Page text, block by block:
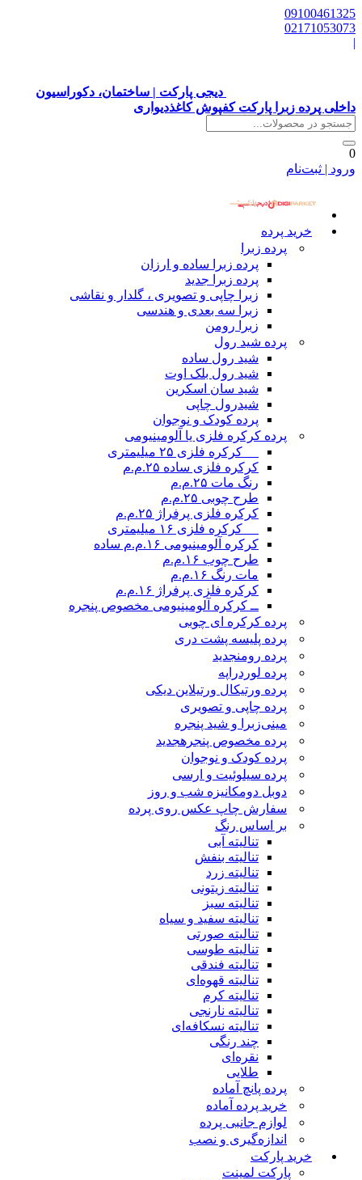
09100461325
02171053073
|
دیجی پارکت | ساختمان، دکوراسیون
داخلی پرده زبرا پارکت کفپوش کاغذدیواری
0
ورود | ثبت‌نام
خرید پرده
پرده زبرا
پرده زبرا ساده و ارزان
پرده زبرا جدید
زبرا چاپی و تصویری ، گلدار و نقاشی
زبرا سه بعدی و هندسی
زبرا رومن
پرده شید رول
شید رول ساده
شید رول بلک اوت
شید سان اسکرین
شیدرول چاپی
پرده کودک و نوجوان
پرده کرکره فلزی یا آلومینیومی
__ کرکره فلزی ۲۵ میلیمتری
کرکره فلزی ساده ۲۵.م.م
رنگ مات ۲۵.م.م
طرح چوبی ۲۵.م.م
کرکره فلزی پرفراژ ۲۵.م.م
__ کرکره فلزی ۱۶ میلیمتری
کرکره آلومینیومی ۱۶.م.م ساده
طرح چوب ۱۶.م.م
مات رنگ ۱۶.م.م
کرکره فلزی پرفراژ ۱۶.م.م
ــ کرکره آلومینیومی مخصوص پنجره
پرده کرکره ای چوبی
پرده پلیسه پشت دری
پرده رومنجدید
پرده لوردراپه
پرده ورتیکال ورتیلاین دیکی
پرده چاپی و تصویری
مینی‌زبرا و شید پنجره
پرده مخصوص پنجرهجدید
پرده کودک و نوجوان
پرده سیلوئیت و ارسی
دوبل دومکانیزه شب و روز
سفارش چاپ عکس روی پرده
بر اساس رنگ
تنالیته آبی
تنالیته بنفش
تنالیته زرد
تنالیته زیتونی
تنالیته سبز
تنالیته سفید و سیاه
تنالیته صورتی
تنالیته طوسی
تنالیته فندقی
تنالیته قهوه‌ای
تنالیته کرم
تنالیته نارنجی
تنالیته نسکافه‌ای
چند رنگی
نقره‌ای
طلایی
پرده پانچ آماده
خرید پرده آماده
لوازم جانبی پرده
اندازه‌گیری و نصب
خرید پارکت
پارکت لمینت